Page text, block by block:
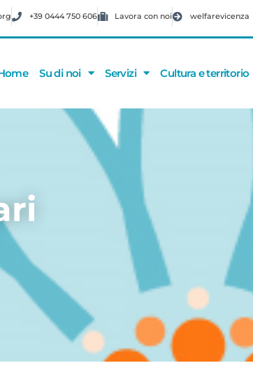
+39 0444 750 606 Lavora con noi welfarevicenza
Su di noi Servizi Cultura e territorio